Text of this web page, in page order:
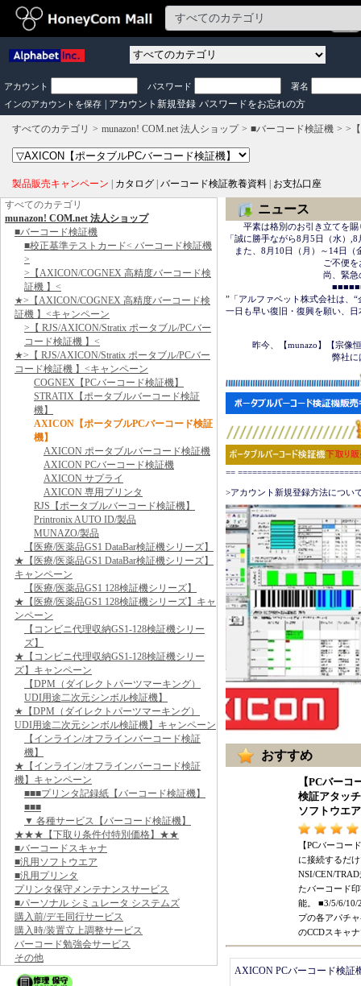
アカウント パスワード
署名
インのアカウントを保存
アカウント新規登録 パスワードをお忘れの方
すべてのカテゴリ munazon! COM.net 法人ショップ ■バーコード検証機 >
製品販売キャンペーン カタログ バーコード検証教養資料
お支払口座
すべてのカテゴリ
munazon! COM.net 法人ショップ
■バーコード検証機
■校正基準テストカード< バーコード検証機
>
>【AXICON/COGNEX 高精度バーコード検
証機 】<
★>【AXICON/COGNEX 高精度バーコード検
証機 】<キャンペーン
>【 RJS/AXICON/Stratix ポータブル/PCバー
コード検証機 】<
★>【 RJS/AXICON/Stratix ポータブル/PCバー
コード検証機 】<キャンペーン
COGNEX【PCバーコード検証機】
STRATIX【ポータブルバーコード検証
機】
AXICON【ポータブルPCバーコード検証
機】
AXICON ポータブルバーコード検証機
AXICON PCバーコード検証機
AXICON サプライ
AXICON 専用プリンタ
RJS【ポータブルバーコード検証機】
Printronix AUTO ID/製品
MUNAZO/製品
【医療/医薬品GS1 DataBar検証機シリーズ】
★【医療/医薬品GS1 DataBar検証機シリーズ】
キャンペーン
【医療/医薬品GS1 128検証機シリーズ】
★【医療/医薬品GS1 128検証機シリーズ】キャ
ンペーン
【コンビニ代理収納GS1-128検証機シリー
ズ】
★【コンビニ代理収納GS1-128検証機シリー
ズ】キャンペーン
【DPM（ダイレクトパーツマーキング）
UDI用途二次元シンボル検証機】
★【DPM（ダイレクトパーツマーキング）
UDI用途二次元シンボル検証機】キャンペーン
【インライン/オフラインバーコード検証
機】
★【インライン/オフラインバーコード検証
機】キャンペーン
■■■プリンタ記録紙【バーコード検証機】
■■■
▼ 各種サービス【バーコード検証機】
★★★【下取り条件付特別価格】★★
■バーコードスキャナ
■汎用ソフトウエア
■汎用プリンタ
プリンタ保守メンテナンスサービス
■パーソナル シミュレータ システムズ
購入前/デモ同行サービス
購入時/装置立上調整サービス
バーコード勉強会サービス
その他
ニュース
平素は格別のお引き立てを賜
「誠に勝手ながら8月5日（水）
また、8月10日（月）～14日（
ご不便をおかけ致しま
尚、緊急の場合は
■■■■■■＜＜     応援
”「アルファベット株式会社は、
一日も早い復旧・復興を願い、
昨今、【munazo】【宗像恒憲
弊社には一切関係はご
==
>アカウント新規登録方法につい
おすすめ
【PCバーコ
検証アタッ
ソフトウエア
【PCバーコー
に接続するだ
NSI/CEN/
たバーコード
能。 ■3/5/6/10/
プの各アパチャ
のCCDスキャ
AXICON PCバーコード検証